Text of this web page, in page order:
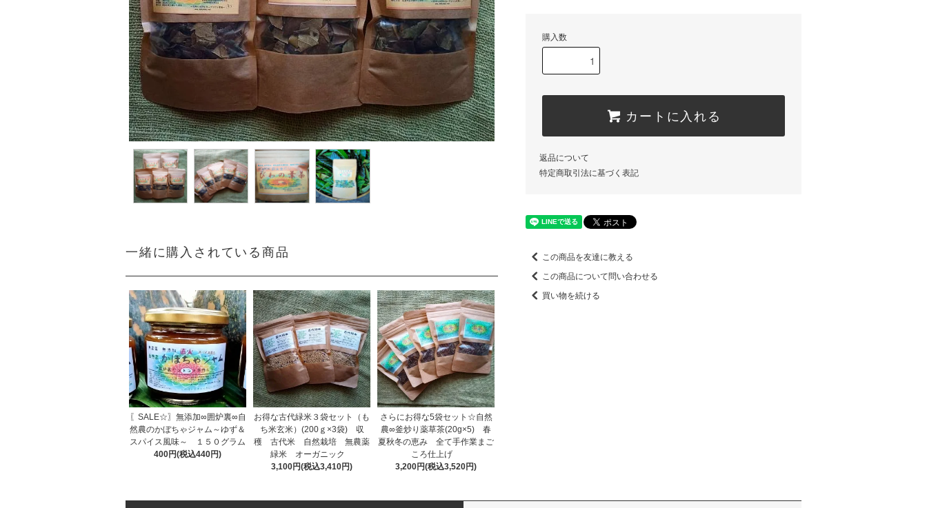
一緒に購入されている商品
〖SALE☆〗無添加∞囲炉裏∞自
然農のかぼちゃジャム～ゆず＆
スパイス風味～ １５０グラム
400円(税込440円)
お得な古代緑米３袋セット（も
ち米玄米）(200ｇ×3袋) 収
穫 古代米 自然栽培 無農薬
緑米 オーガニック
3,100円(税込3,410円)
さらにお得な5袋セット☆自然
農∞釜炒り薬草茶(20g×5) 春
夏秋冬の恵み 全て手作業まご
ころ仕上げ
3,200円(税込3,520円)
購入数
カートに入れる
返品について
特定商取引法に基づく表記
この商品を友達に教える
この商品について問い合わせる
買い物を続ける